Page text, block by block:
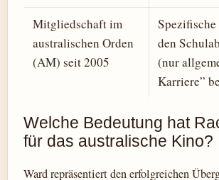
Mitgliedschaft im
australischen Orden
(AM) seit 2005
den
(nur
Karriere”
Welche Bedeutung hat
für das australische Kino?
Ward repräsentiert den erfolgreichen